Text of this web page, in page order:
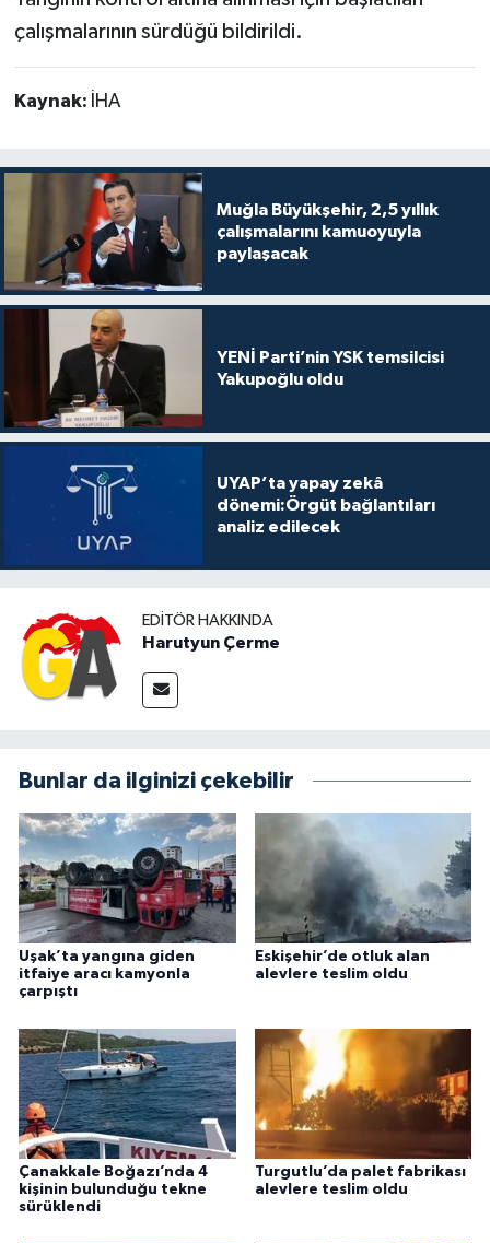
çalışmalarının sürdüğü bildirildi.
Kaynak: İHA
Muğla Büyükşehir, 2,5 yıllık
çalışmalarını kamuoyuyla
paylaşacak
YENİ Parti’nin YSK temsilcisi
Yakupoğlu oldu
UYAP’ta yapay zekâ
dönemi:Örgüt bağlantıları
analiz edilecek
EDITÖR HAKKINDA
Harutyun Çerme
Bunlar da ilginizi çekebilir
Uşak’ta yangına giden
itfaiye aracı kamyonla
çarpıştı
Eskişehir’de otluk alan
alevlere teslim oldu
Çanakkale Boğazı’nda 4
kişinin bulunduğu tekne
sürüklendi
Turgutlu’da palet fabrikası
alevlere teslim oldu